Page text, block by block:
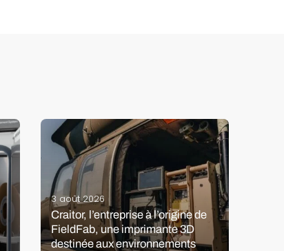
3 août 2026
Craitor, l’entreprise à l’origine de
FieldFab, une imprimante 3D
destinée aux environnements